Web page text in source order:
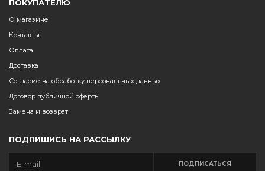
ПОКУПАТЕЛЮ
О магазине
Контакты
Оплата
Доставка
Согласие на обработку персональных данных
Договор публичной оферты
Замена и возврат
ПОДПИШИСЬ НА РАССЫЛКУ
ПОДПИСАТЬСЯ